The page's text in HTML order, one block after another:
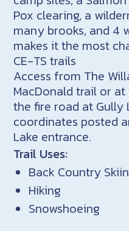
Pox clearing, a
many brooks, and 4
makes it the most
CE-TS trails
Access from The
MacDonald trail or
the fire road at Gully
coordinates posted
Lake entrance.
Trail Uses:
Back Country
Hiking
Snowshoeing